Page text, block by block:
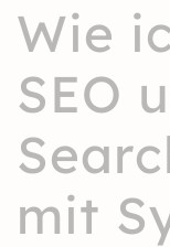
Wie
SEO
mit